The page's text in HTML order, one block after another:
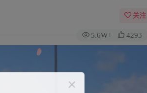
关注
5.6W+ 4293